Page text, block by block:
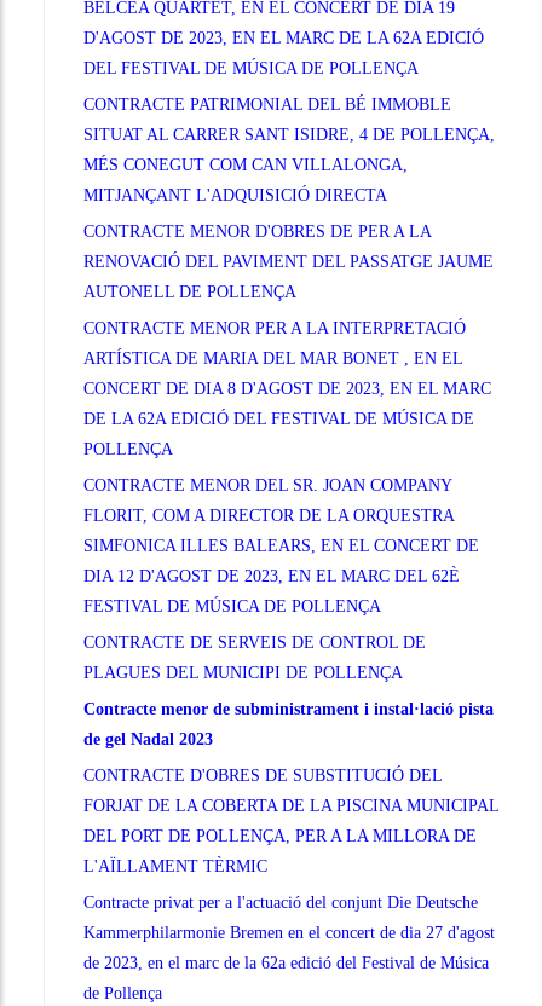
BELCEA QUARTET, EN EL CONCERT DE DIA 19
D'AGOST DE 2023, EN EL MARC DE LA 62A EDICIÓ
DEL FESTIVAL DE MÚSICA DE POLLENÇA
CONTRACTE PATRIMONIAL DEL BÉ IMMOBLE
SITUAT AL CARRER SANT ISIDRE, 4 DE POLLENÇA,
MÉS CONEGUT COM CAN VILLALONGA,
MITJANÇANT L'ADQUISICIÓ DIRECTA
CONTRACTE MENOR D'OBRES DE PER A LA
RENOVACIÓ DEL PAVIMENT DEL PASSATGE JAUME
AUTONELL DE POLLENÇA
CONTRACTE MENOR PER A LA INTERPRETACIÓ
ARTÍSTICA DE MARIA DEL MAR BONET , EN EL
CONCERT DE DIA 8 D'AGOST DE 2023, EN EL MARC
DE LA 62A EDICIÓ DEL FESTIVAL DE MÚSICA DE
POLLENÇA
CONTRACTE MENOR DEL SR. JOAN COMPANY
FLORIT, COM A DIRECTOR DE LA ORQUESTRA
SIMFONICA ILLES BALEARS, EN EL CONCERT DE
DIA 12 D'AGOST DE 2023, EN EL MARC DEL 62È
FESTIVAL DE MÚSICA DE POLLENÇA
CONTRACTE DE SERVEIS DE CONTROL DE
PLAGUES DEL MUNICIPI DE POLLENÇA
Contracte menor de subministrament i instal·lació pista
de gel Nadal 2023
CONTRACTE D'OBRES DE SUBSTITUCIÓ DEL
FORJAT DE LA COBERTA DE LA PISCINA MUNICIPAL
DEL PORT DE POLLENÇA, PER A LA MILLORA DE
L'AÏLLAMENT TÈRMIC
Contracte privat per a l'actuació del conjunt Die Deutsche
Kammerphilarmonie Bremen en el concert de dia 27 d'agost
de 2023, en el marc de la 62a edició del Festival de Música
de Pollença